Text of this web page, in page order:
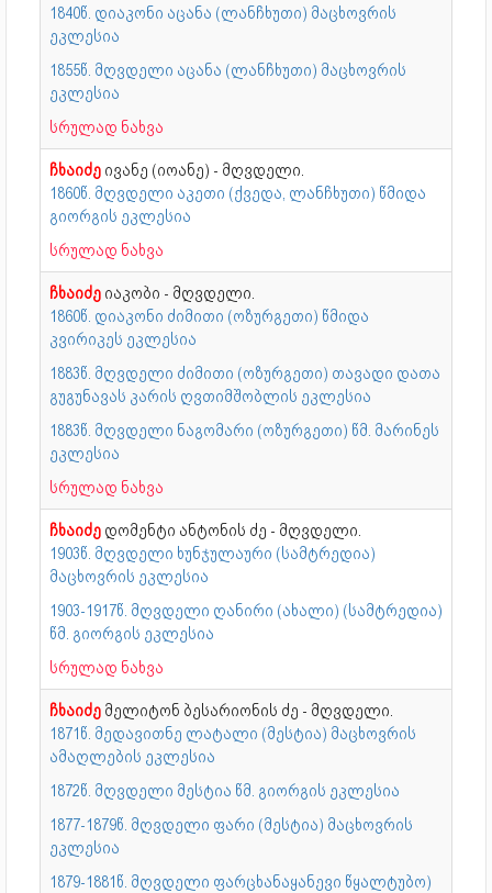
1840წ. დიაკონი აცანა (ლანჩხუთი) მაცხოვრის
ეკლესია
1855წ. მღვდელი აცანა (ლანჩხუთი) მაცხოვრის
ეკლესია
სრულად ნახვა
ჩხაიძე ივანე (იოანე) - მღვდელი.
1860წ. მღვდელი აკეთი (ქვედა, ლანჩხუთი) წმიდა
გიორგის ეკლესია
სრულად ნახვა
ჩხაიძე იაკობი - მღვდელი.
1860წ. დიაკონი ძიმითი (ოზურგეთი) წმიდა
კვირიკეს ეკლესია
1883წ. მღვდელი ძიმითი (ოზურგეთი) თავადი დათა
გუგუნავას კარის ღვთიმშობლის ეკლესია
1883წ. მღვდელი ნაგომარი (ოზურგეთი) წმ. მარინეს
ეკლესია
სრულად ნახვა
ჩხაიძე დომენტი ანტონის ძე - მღვდელი.
1903წ. მღვდელი ხუნჯულაური (სამტრედია)
მაცხოვრის ეკლესია
1903-1917წ. მღვდელი ღანირი (ახალი) (სამტრედია)
წმ. გიორგის ეკლესია
სრულად ნახვა
ჩხაიძე მელიტონ ბესარიონის ძე - მღვდელი.
1871წ. მედავითნე ლატალი (მესტია) მაცხოვრის
ამაღლების ეკლესია
1872წ. მღვდელი მესტია წმ. გიორგის ეკლესია
1877-1879წ. მღვდელი ფარი (მესტია) მაცხოვრის
ეკლესია
1879-1881წ. მღვდელი ფარცხანაყანევი წყალტუბო)